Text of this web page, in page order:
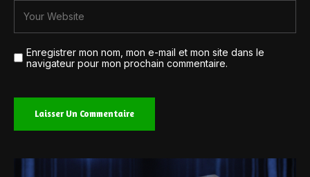
Enregistrer mon nom, mon e-mail et mon site dans le
navigateur pour mon prochain commentaire.